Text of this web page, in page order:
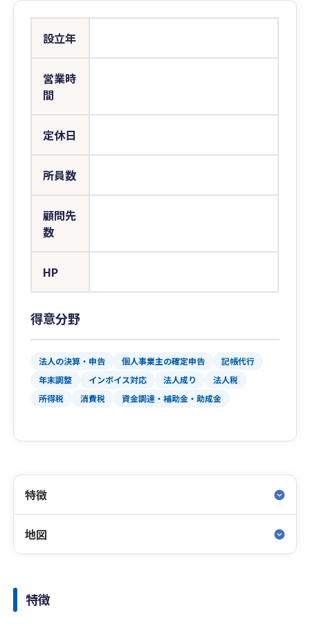
設立年
営業時
間
定休日
所員数
顧問先
数
HP
得意分野
法人の決算・申告 個人事業主の確定申告
記帳代行
年末調整
インボイス対応 法人成り
法人税
所得税
消費税 資金調達・補助金・助成金
特徴
地図
特徴